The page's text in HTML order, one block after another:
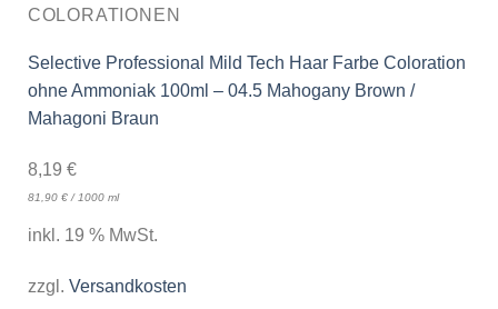
COLORATIONEN
Selective Professional Mild Tech Haar Farbe Coloration
ohne Ammoniak 100ml – 04.5 Mahogany Brown /
Mahagoni Braun
8,19 €
81,90 €/ 1000 ml
inkl. 19 % MwSt.
zzgl. Versandkosten